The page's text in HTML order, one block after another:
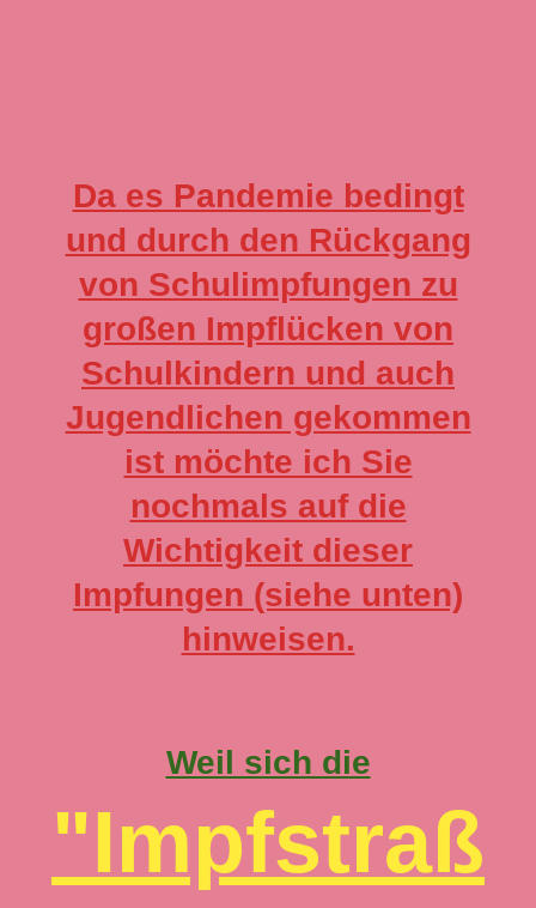
Da es Pandemie bedingt
und durch den Rückgang
von Schulimpfungen zu
großen Impflücken von
Schulkindern und auch
Jugendlichen gekommen
ist möchte ich Sie
nochmals auf die
Wichtigkeit dieser
Impfungen (siehe unten)
hinweisen.
Weil sich die
"Impfstraß